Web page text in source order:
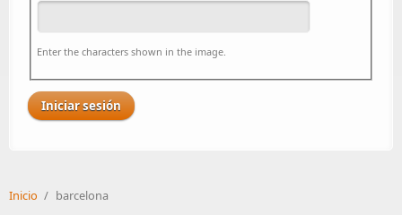
Enter the characters shown in the image.
Inicio / barcelona